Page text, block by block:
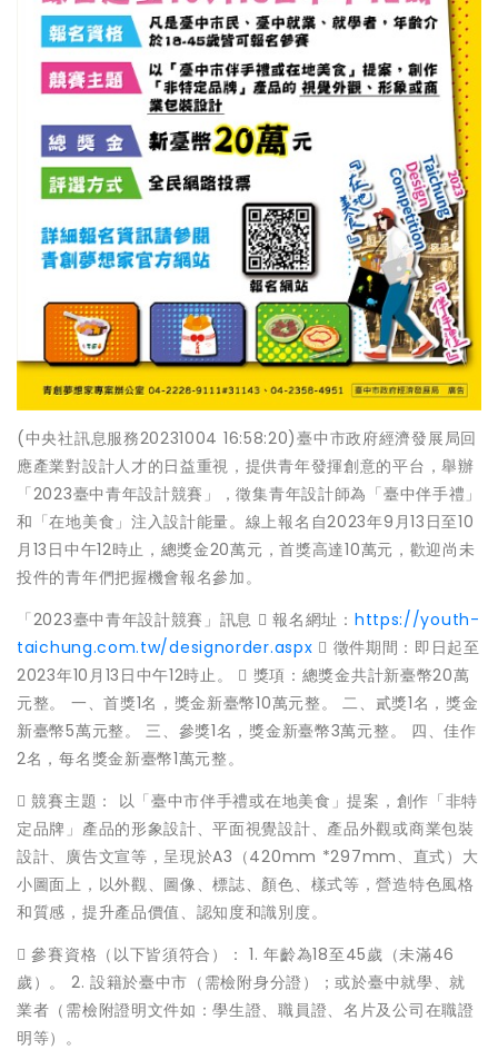
(中央社訊息服務20231004 16:58:20)臺中市政府經濟發展局回
應產業對設計人才的日益重視，提供青年發揮創意的平台，舉辦
「2023臺中青年設計競賽」，徵集青年設計師為「臺中伴手禮」
和「在地美食」注入設計能量。線上報名自2023年9月13日至10
月13日中午12時止，總獎金20萬元，首獎高達10萬元，歡迎尚未
投件的青年們把握機會報名參加。
「2023臺中青年設計競賽」訊息  報名網址： https://youth-
taichung.com.tw/designorder.aspx  徵件期間：即日起至
2023年10月13日中午12時止。  獎項：總獎金共計新臺幣20萬
元整。 一、首獎1名，獎金新臺幣10萬元整。 二、貳獎1名，獎金
新臺幣5萬元整。 三、參獎1名，獎金新臺幣3萬元整。 四、佳作
2名，每名獎金新臺幣1萬元整。
 競賽主題： 以「臺中市伴手禮或在地美食」提案，創作「非特
定品牌」產品的形象設計、平面視覺設計、產品外觀或商業包裝
設計、廣告文宣等，呈現於A3（420mm *297mm、直式）大
小圖面上，以外觀、圖像、標誌、顏色、樣式等，營造特色風格
和質感，提升產品價值、認知度和識別度。
 參賽資格（以下皆須符合）： 1. 年齡為18至45歲（未滿46
歲）。 2. 設籍於臺中市（需檢附身分證）；或於臺中就學、就
業者（需檢附證明文件如：學生證、職員證、名片及公司在職證
明等）。